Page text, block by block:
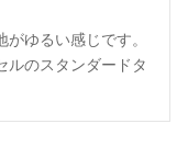
ゆるい感じです。
ルのスタンダードタ